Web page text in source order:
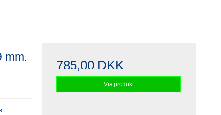
mm.
785,00 DKK
Vis produkt